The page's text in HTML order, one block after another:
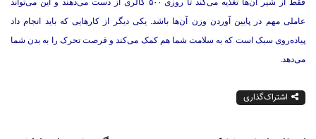
فقط از شیر آن‌ها تغذیه می‌کند تا روزی ۵۰۰ کالری از دست می‌دهند و این می‌تواند
عاملی مهم در پایین آوردن وزن آن‌ها باشد. یکی دیگر از کارهایی که باید انجام داد
پیاده‌روی سبک است که به سلامت شما هم کمک می‌کند و فرصت تحرک را به بدن شما
می‌دهد.
اشتراک‌گذاری